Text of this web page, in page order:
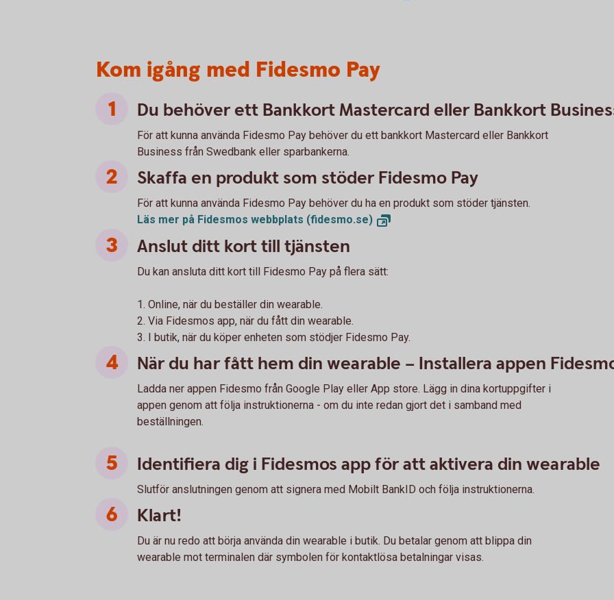
Kom igång med Fidesmo Pay
Du behöver ett Bankkort Mastercard eller Bankkort
För att kunna använda Fidesmo Pay behöver du ett bankkort Mastercard eller Bankkort
Business från Swedbank eller sparbankerna.
Skaffa en produkt som stöder Fidesmo Pay
För att kunna använda Fidesmo Pay behöver du ha en produkt som stöder tjänsten.
Läs mer på Fidesmos webbplats (fidesmo.se)
Anslut ditt kort till tjänsten
Du kan ansluta ditt kort till Fidesmo Pay på flera sätt:
1. Online, när du beställer din wearable.
2. Via Fidesmos app, när du fått din wearable.
3. I butik, när du köper enheten som stödjer Fidesmo Pay.
När du har fått hem din wearable – Installera appen
Ladda ner appen Fidesmo från Google Play eller App store. Lägg in dina kortuppgifter i
appen genom att följa instruktionerna - om du inte redan gjort det i samband med
beställningen.
Identifiera dig i Fidesmos app för att aktivera din wearable
Slutför anslutningen genom att signera med Mobilt BankID och följa instruktionerna.
Klart!
Du är nu redo att börja använda din wearable i butik. Du betalar genom att blippa din
wearable mot terminalen där symbolen för kontaktlösa betalningar visas.